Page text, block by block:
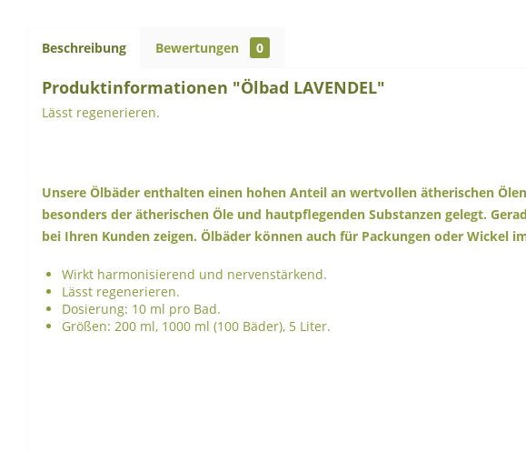
Beschreibung Bewertungen 0
Produktinformationen "Ölbad LAVENDEL"
Lässt regenerieren.
Unsere Ölbäder enthalten einen hohen Anteil an wertvollen ätherischen
besonders der ätherischen Öle und hautpflegenden Substanzen gelegt.
bei Ihren Kunden zeigen. Ölbäder können auch für Packungen oder Wickel
Wirkt harmonisierend und nervenstärkend.
Lässt regenerieren.
Dosierung: 10 ml pro Bad.
Größen: 200 ml, 1000 ml (100 Bäder), 5 Liter.